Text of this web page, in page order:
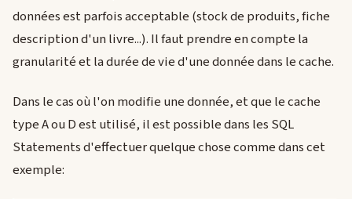
données est parfois acceptable (stock de produits, fiche
description d'un livre...). Il faut prendre en compte la
granularité et la durée de vie d'une donnée dans le cache.
Dans le cas où l'on modifie une donnée, et que le cache
type A ou D est utilisé, il est possible dans les SQL
Statements d'effectuer quelque chose comme dans cet
exemple: